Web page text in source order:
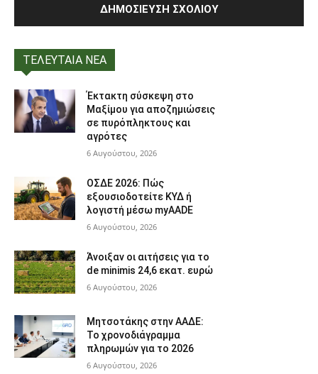
ΤΕΛΕΥΤΑΙΑ ΝΕΑ
Έκτακτη σύσκεψη στο
Μαξίμου για αποζημιώσεις
σε πυρόπληκτους και
αγρότες
6 Αυγούστου, 2026
ΟΣΔΕ 2026: Πώς
εξουσιοδοτείτε ΚΥΔ ή
λογιστή μέσω myAADE
6 Αυγούστου, 2026
Άνοιξαν οι αιτήσεις για το
de minimis 24,6 εκατ. ευρώ
6 Αυγούστου, 2026
Μητσοτάκης στην ΑΑΔΕ:
Το χρονοδιάγραμμα
πληρωμών για το 2026
6 Αυγούστου, 2026